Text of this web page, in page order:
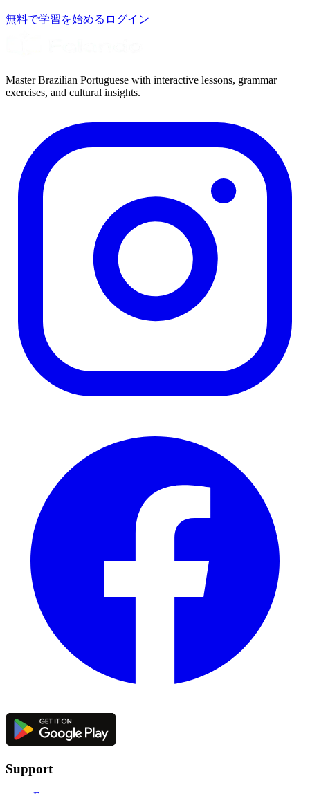
無料で学習を始める ログイン
Master Brazilian Portuguese with interactive lessons, grammar
exercises, and cultural insights.
Support